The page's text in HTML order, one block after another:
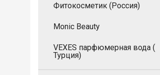
Фитокосметик (Россия)
Monic Beauty
VEXES парфюмерная вода (
Турция)